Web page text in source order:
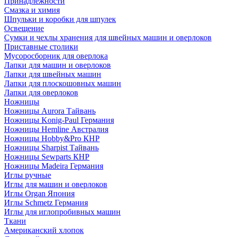
Смазка и химия
Шпульки и коробки для шпулек
Освещение
Сумки и чехлы хранения для швейных машин и оверлоков
Приставные столики
Мусоросборник для оверлока
Лапки для машин и оверлоков
Лапки для швейных машин
Лапки для плоскошовных машин
Лапки для оверлоков
Ножницы
Ножницы Aurora Тайвань
Ножницы Konig-Paul Германия
Ножницы Hemline Австралия
Ножницы Hobby&Pro КНР
Ножницы Sharpist Тайвань
Ножницы Sewparts КНР
Ножницы Madeira Германия
Иглы ручные
Иглы для машин и оверлоков
Иглы Organ Япония
Иглы Schmetz Германия
Иглы для иглопробивных машин
Ткани
Американский хлопок